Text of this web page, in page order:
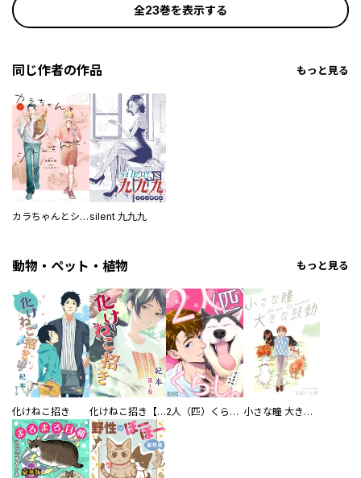
全23巻を表示する
同じ作者の作品 もっと見る
カラちゃんとシトーさんと、silent 九九九
動物・ペット・植物 もっと見る
化けねこ招き 化けねこ招き【描きおろし付合冊版】 2人（匹）くらし。 小さな瞳 大きな鼓動